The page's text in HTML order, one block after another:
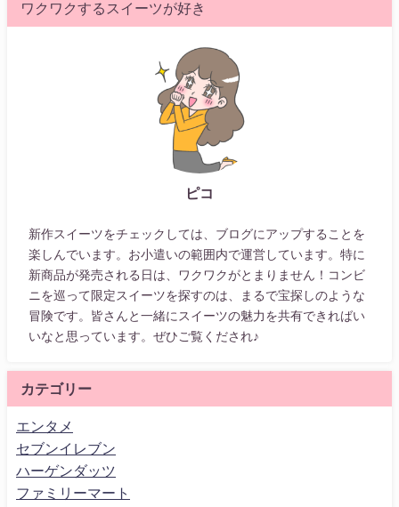
ワクワクするスイーツが好き
ピコ
新作スイーツをチェックしては、ブログにアップすることを
楽しんでいます。お小遣いの範囲内で運営しています。特に
新商品が発売される日は、ワクワクがとまりません！コンビ
ニを巡って限定スイーツを探すのは、まるで宝探しのような
冒険です。皆さんと一緒にスイーツの魅力を共有できればい
いなと思っています。ぜひご覧くだされ♪
カテゴリー
エンタメ
セブンイレブン
ハーゲンダッツ
ファミリーマート